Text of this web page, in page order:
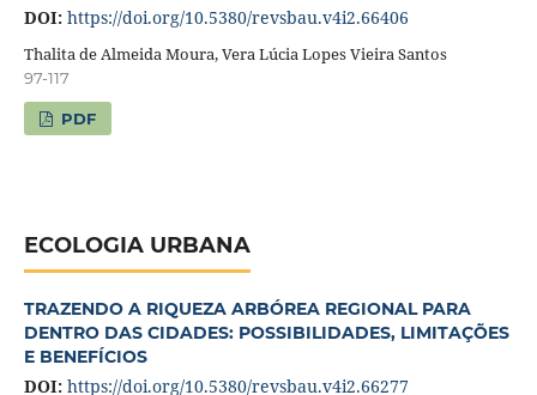
DOI: https://doi.org/10.5380/revsbau.v4i2.66406
Thalita de Almeida Moura, Vera Lúcia Lopes Vieira Santos
97-117
PDF
ECOLOGIA URBANA
TRAZENDO A RIQUEZA ARBÓREA REGIONAL PARA
DENTRO DAS CIDADES: POSSIBILIDADES, LIMITAÇÕES
E BENEFÍCIOS
DOI: https://doi.org/10.5380/revsbau.v4i2.66277